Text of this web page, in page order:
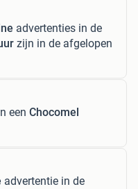
advertenties in de
zijn in de afgelopen
een Chocomel
advertentie in de